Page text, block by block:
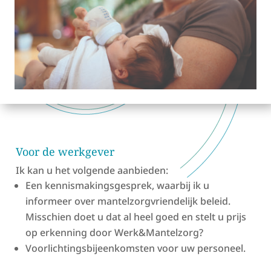
Voor de werkgever
Ik kan u het volgende aanbieden:
Een kennismakingsgesprek, waarbij ik u
informeer over mantelzorgvriendelijk beleid.
Misschien doet u dat al heel goed en stelt u prijs
op erkenning door Werk&Mantelzorg?
Voorlichtingsbijeenkomsten voor uw personeel.